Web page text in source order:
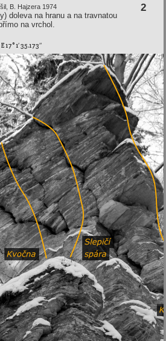
B. Hajzera 1974 2
doleva na hranu a na travnatou
na vrchol.
17° 1′ 35.173″